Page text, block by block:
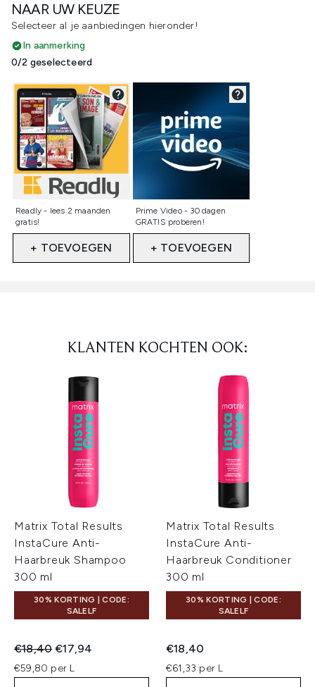
NAAR UW KEUZE
Selecteer al je aanbiedingen hieronder!
In aanmerking
0/2 geselecteerd
Readly - lees 2 maanden
gratis!
Niet geselecteerd
+ TOEVOEGEN
Prime Video - 30 dagen
GRATIS proberen!
Niet geselecteerd
+ TOEVOEGEN
KLANTEN KOCHTEN OOK:
Matrix Total Results
InstaCure Anti-
Haarbreuk Shampoo
300 ml
30% KORTING | CODE:
SALELF
Recommended Retail Price:
€18,40Huidige prijs:
€17,94
€59,80 per L
Matrix Total Results
InstaCure Anti-
Haarbreuk Conditioner
300 ml
30% KORTING | CODE:
SALELF
€18,40
€61,33 per L